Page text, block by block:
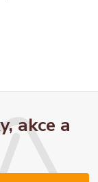
akce a